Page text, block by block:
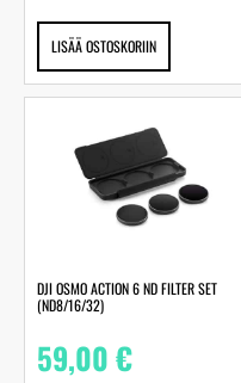
LISÄÄ OSTOSKORIIN
DJI OSMO ACTION 6 ND FILTER SET
(ND8/16/32)
59,00€